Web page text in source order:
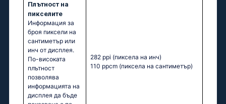
Плътност на
пикселите
Информация за
броя пиксели на
сантиметър или
инч от дисплея.
По-високата
плътност
позволява
информацията на
дисплея да бъде
282 ppi (пиксела на инч)
110 ppcm (пиксела на сантиметър)